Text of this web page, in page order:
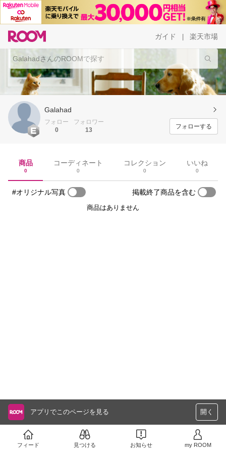
ガイド 楽天市場
Galahad
フォロー
0
フォロワー
13
フォローする
商品
0
コーディネート
0
コレクション
0
いいね
0
#オリジナル写真 掲載終了商品を含む
商品はありません
アプリでこのページを見る 開く
フィード 見つける お知らせ my ROOM